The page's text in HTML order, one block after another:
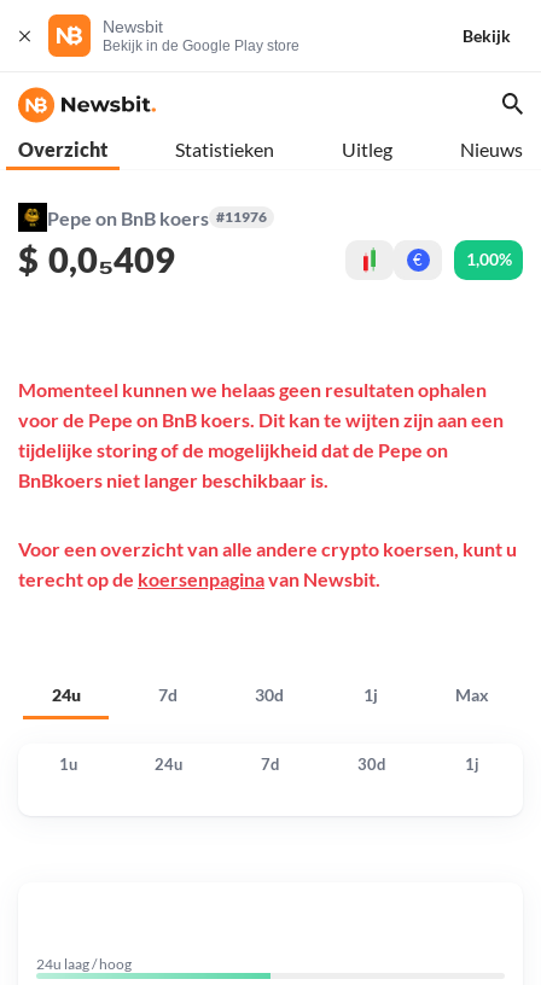
Newsbit
Bekijk in de Google Play store
Bekijk
Overzicht Statistieken Uitleg Nieuws
Pepe on BnB koers #11976
$ 0,0₅409 € 1,00%
24u 7d 30d 1j Max
Momenteel kunnen we helaas geen resultaten ophalen
voor de Pepe on BnB koers. Dit kan te wijten zijn aan een
tijdelijke storing of de mogelijkheid dat de Pepe on
BnBkoers niet langer beschikbaar is.
Voor een overzicht van alle andere crypto koersen, kunt u
terecht op de koersenpaginavan Newsbit.
1u 24u 7d 30d 1j
24u laag / hoog